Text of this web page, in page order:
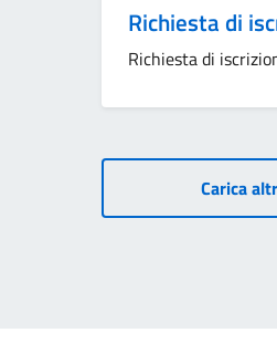
Richiesta di
Richiesta di
Carica